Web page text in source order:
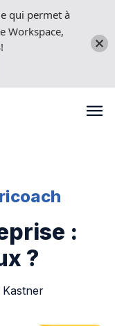
:
?
qui permet à
Workspace,